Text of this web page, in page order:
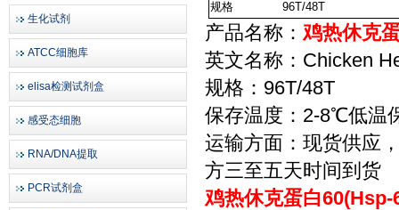
生化试剂
ATCC细胞库
elisa检测试剂盒
感受态细胞
RNA/DNA提取
PCR试剂盒
规格
96T/48T
产品名称： 鸡热休克
英文名称：Chicken
规格：96T/48T
保存温度：2-8℃低温
运输方面：现货供应
方三至五天时间到货
鸡热休克蛋白